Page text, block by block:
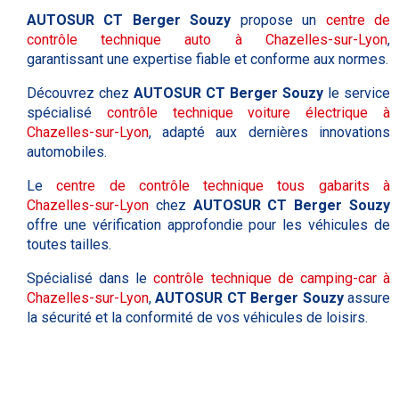
AUTOSUR CT Berger Souzy propose un centre de
contrôle technique auto à Chazelles-sur-Lyon,
garantissant une expertise fiable et conforme aux normes.
Découvrez chez AUTOSUR CT Berger Souzy le service
spécialisé contrôle technique voiture électrique à
Chazelles-sur-Lyon, adapté aux dernières innovations
automobiles.
Lecentre de contrôle technique tous gabarits à
Chazelles-sur-Lyon chez AUTOSUR CT Berger Souzy
offre une vérification approfondie pour les véhicules de
toutes tailles.
Spécialisé dans lecontrôle technique de camping-car à
Chazelles-sur-Lyon,AUTOSUR CT Berger Souzyassure
la sécurité et la conformité de vos véhicules de loisirs.